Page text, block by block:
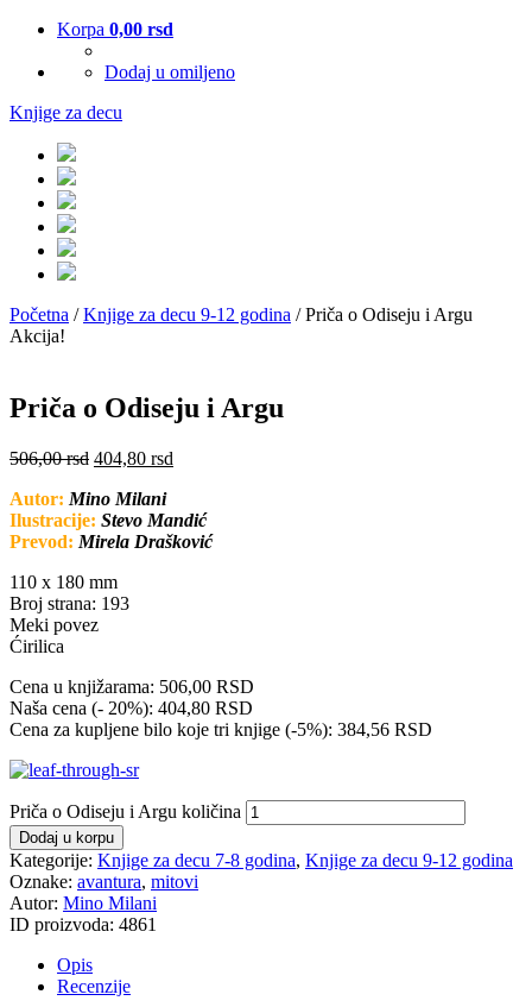
Korpa 0,00 rsd
Dodaj u omiljeno
Knjige za decu
Početna /Knjige za decu 9-12 godina / Priča o Odiseju i Argu
Akcija!
Priča o Odiseju i Argu
506,00rsd 404,80 rsd
Autor: Mino Milani
Ilustracije: Stevo Mandić
Prevod: Mirela Drašković
110 x 180 mm
Broj strana: 193
Meki povez
Ćirilica
Cena u knjižarama: 506,00 RSD
Naša cena (- 20%): 404,80 RSD
Cena za kupljene bilo koje tri knjige (-5%): 384,56 RSD
Priča o Odiseju i Argu količina
Dodaj u korpu
Kategorije: Knjige za decu 7-8 godina, Knjige za decu 9-12 godina
Oznake: avantura, mitovi
Autor: Mino Milani
ID proizvoda: 4861
Opis
Recenzije